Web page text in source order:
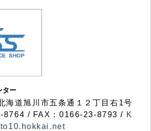
ター
道旭川市五条通１２丁目右1号
8764 / FAX：0166-23-8793 / K